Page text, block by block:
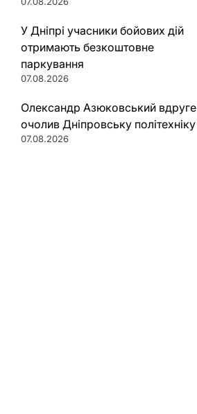
У Дніпрі учасники бойових дій
отримають безкоштовне
паркування
07.08.2026
Олександр Азюковський вдруге
очолив Дніпровську політехніку
07.08.2026